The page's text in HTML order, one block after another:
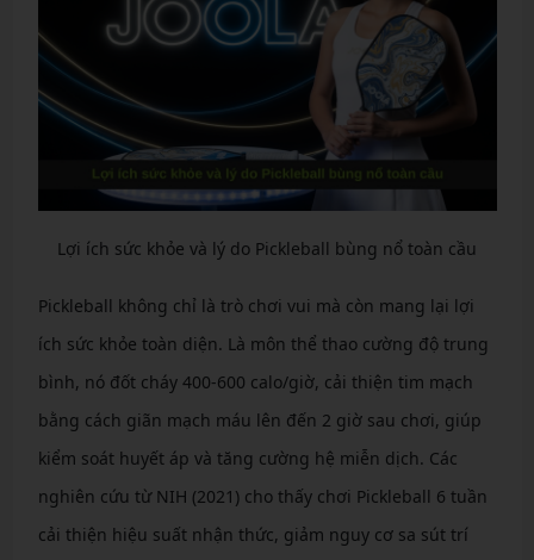
Lợi ích sức khỏe và lý do Pickleball bùng nổ toàn cầu
Pickleball không chỉ là trò chơi vui mà còn mang lại lợi
ích sức khỏe toàn diện. Là môn thể thao cường độ trung
bình, nó đốt cháy 400-600 calo/giờ, cải thiện tim mạch
bằng cách giãn mạch máu lên đến 2 giờ sau chơi, giúp
kiểm soát huyết áp và tăng cường hệ miễn dịch. Các
nghiên cứu từ NIH (2021) cho thấy chơi Pickleball 6 tuần
cải thiện hiệu suất nhận thức, giảm nguy cơ sa sút trí